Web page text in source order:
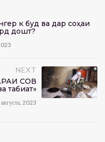
кӣ буд ва дар соҳаи
дошт?
NEXT
СОВ
табиат»
августа, 2023